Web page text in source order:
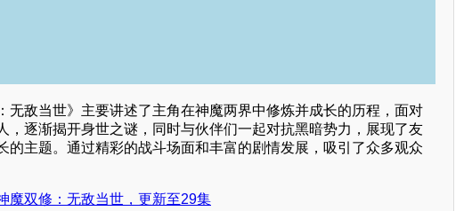
无敌当世》主要讲述了主角在神魔两界中修炼并成长的历程，面对
，逐渐揭开身世之谜，同时与伙伴们一起对抗黑暗势力，展现了友
的主题。通过精彩的战斗场面和丰富的剧情发展，吸引了众多观众
魔双修：无敌当世，更新至29集